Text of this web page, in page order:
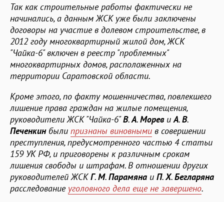
Так как строительные работы фактически не
начинались, а данным ЖСК уже были заключены
договоры на участие в долевом строительстве, в
2012 году многоквартирный жилой дом, ЖСК
"Чайка-6" включен в реестр "проблемных"
многоквартирных домов, расположенных на
территории Саратовской области.
Кроме этого, по факту мошенничества, повлекшего
лишение права граждан на жилые помещения,
руководители ЖСК "Чайка-6"В.А.МоревиА.В.
Печенкинбыли признаны виновными в совершении
преступления, предусмотренного частью 4 статьи
159 УК РФ, и приговорены к различным срокам
лишения свободы и штрафам. В отношении других
руководителей ЖСКГ.М.Парамяна и П.Х.Бегларяна
расследование уголовного дела еще не завершено.